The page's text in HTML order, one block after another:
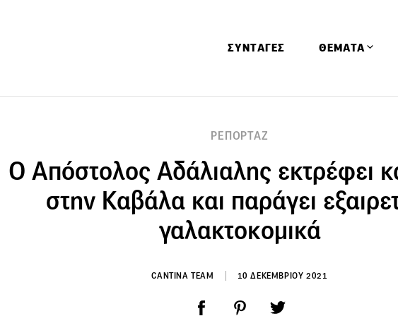
ΣΥΝΤΑΓΕΣ ΘΕΜΑΤΑ
Ειδήσεις
Έρευνες
Παιδί
ΡΕΠΟΡΤΑΖ
O Απόστολος Αδάλιαλης εκτρέφει
στην Καβάλα και παράγει
γαλακτοκομικά
CANTINA TEAM 10 ΔΕΚΕΜΒΡΙΟΥ 2021